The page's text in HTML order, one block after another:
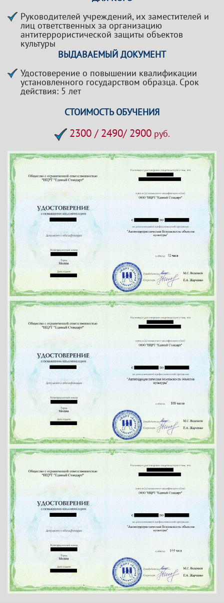
Руководителей учреждений, их заместителей и
лиц ответственных за организацию
антитеррористической защиты объектов
культуры
ВЫДАВАЕМЫЙ ДОКУМЕНТ
Удостоверение о повышении квалификации
установленного государством образца. Срок
действия: 5 лет
СТОИМОСТЬ ОБУЧЕНИЯ
2300 / 2490/ 2900руб.